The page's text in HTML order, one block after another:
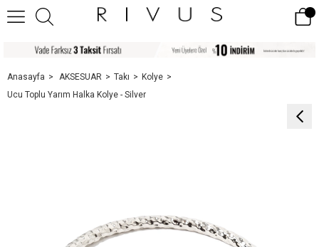
Anasayfa AKSESUAR Takı
Kolye
Ucu Toplu Yarım Halka Kolye - Silver